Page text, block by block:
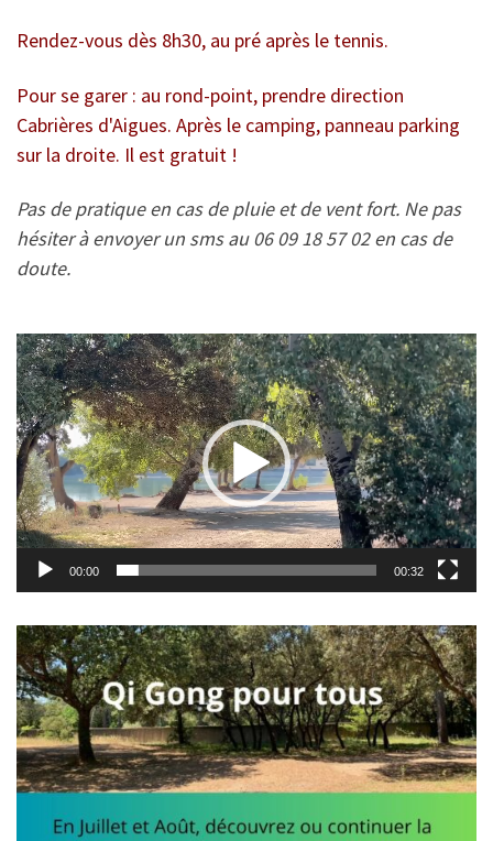
Rendez-vous dès 8h30, au pré après le tennis.
Pour se garer : au rond-point, prendre direction
Cabrières d'Aigues. Après le camping, panneau parking
sur la droite. Il est gratuit !
Pas de pratique en cas de pluie et de vent fort. Ne pas
hésiter à envoyer un sms au 06 09 18 57 02 en cas de
doute.
Lecteur
vidéo
00:00 00:32